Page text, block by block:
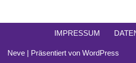
IMPRESSUM
Neve | Präsentiert von WordPress